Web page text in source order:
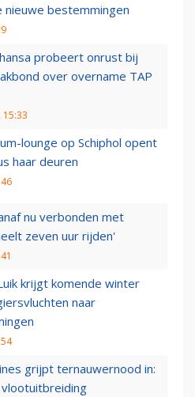
nieuwe bestemmingen
probeert onrust bij
over overname TAP
15:33
lounge op Schiphol opent
haar deuren
nu verbonden met
zeven uur rijden'
krijgt komende winter
naar
grijpt ternauwernood in: